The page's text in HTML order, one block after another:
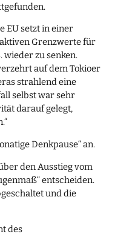
EU setzt in einer
Grenzwerte für
wieder zu senken.
auf dem Tokioer
strahlend eine
selbst war sehr
darauf gelegt,
Denkpause“ an.
den Ausstieg vom
entscheiden.
und die
des